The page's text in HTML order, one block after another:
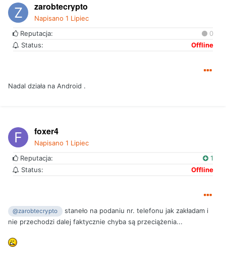
zarobtecrypto
Napisano 1 Lipiec
Reputacja:
0
Status:
Offline
Nadal działa na Android .
foxer4
Napisano 1 Lipiec
Reputacja:
1
Status:
Offline
@zarobtecrypto
staneło na podaniu nr. telefonu jak zakładam i
nie przechodzi dalej faktycznie chyba są przeciążenia...